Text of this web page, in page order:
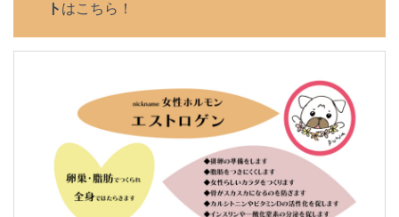
ト はこちら！